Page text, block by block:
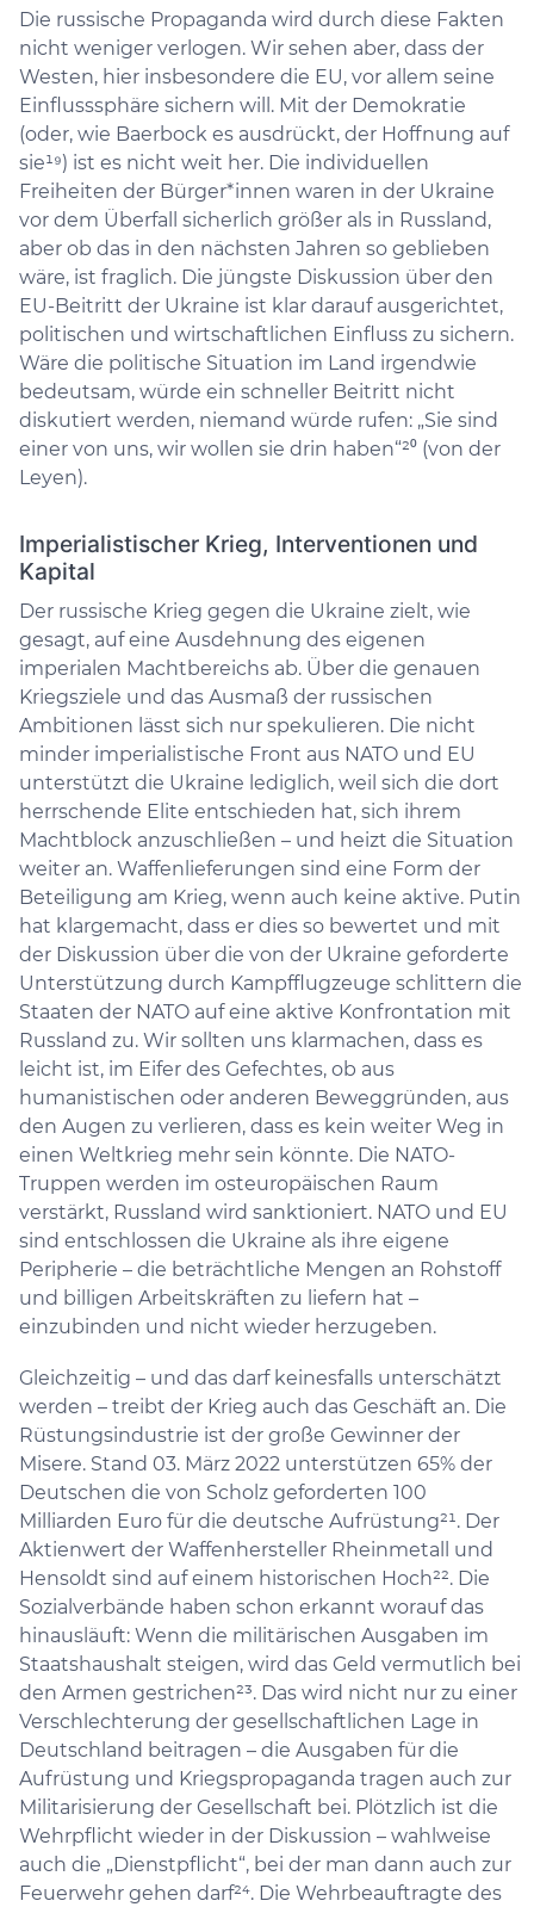
Die russische Propaganda wird durch diese Fakten
nicht weniger verlogen. Wir sehen aber, dass der
Westen, hier insbesondere die EU, vor allem seine
Einflusssphäre sichern will. Mit der Demokratie
(oder, wie Baerbock es ausdrückt, der Hoffnung auf
sie¹⁹) ist es nicht weit her. Die individuellen
Freiheiten der Bürger*innen waren in der Ukraine
vor dem Überfall sicherlich größer als in Russland,
aber ob das in den nächsten Jahren so geblieben
wäre, ist fraglich. Die jüngste Diskussion über den
EU-Beitritt der Ukraine ist klar darauf ausgerichtet,
politischen und wirtschaftlichen Einfluss zu sichern.
Wäre die politische Situation im Land irgendwie
bedeutsam, würde ein schneller Beitritt nicht
diskutiert werden, niemand würde rufen: „Sie sind
einer von uns, wir wollen sie drin haben“²⁰ (von der
Leyen).
Imperialistischer Krieg, Interventionen und
Kapital
Der russische Krieg gegen die Ukraine zielt, wie
gesagt, auf eine Ausdehnung des eigenen
imperialen Machtbereichs ab. Über die genauen
Kriegsziele und das Ausmaß der russischen
Ambitionen lässt sich nur spekulieren. Die nicht
minder imperialistische Front aus NATO und EU
unterstützt die Ukraine lediglich, weil sich die dort
herrschende Elite entschieden hat, sich ihrem
Machtblock anzuschließen – und heizt die Situation
weiter an. Waffenlieferungen sind eine Form der
Beteiligung am Krieg, wenn auch keine aktive. Putin
hat klargemacht, dass er dies so bewertet und mit
der Diskussion über die von der Ukraine geforderte
Unterstützung durch Kampfflugzeuge schlittern die
Staaten der NATO auf eine aktive Konfrontation mit
Russland zu. Wir sollten uns klarmachen, dass es
leicht ist, im Eifer des Gefechtes, ob aus
humanistischen oder anderen Beweggründen, aus
den Augen zu verlieren, dass es kein weiter Weg in
einen Weltkrieg mehr sein könnte. Die NATO-
Truppen werden im osteuropäischen Raum
verstärkt, Russland wird sanktioniert. NATO und EU
sind entschlossen die Ukraine als ihre eigene
Peripherie – die beträchtliche Mengen an Rohstoff
und billigen Arbeitskräften zu liefern hat –
einzubinden und nicht wieder herzugeben.
Gleichzeitig – und das darf keinesfalls unterschätzt
werden – treibt der Krieg auch das Geschäft an. Die
Rüstungsindustrie ist der große Gewinner der
Misere. Stand 03. März 2022 unterstützen 65% der
Deutschen die von Scholz geforderten 100
Milliarden Euro für die deutsche Aufrüstung²¹. Der
Aktienwert der Waffenhersteller Rheinmetall und
Hensoldt sind auf einem historischen Hoch²². Die
Sozialverbände haben schon erkannt worauf das
hinausläuft: Wenn die militärischen Ausgaben im
Staatshaushalt steigen, wird das Geld vermutlich bei
den Armen gestrichen²³. Das wird nicht nur zu einer
Verschlechterung der gesellschaftlichen Lage in
Deutschland beitragen – die Ausgaben für die
Aufrüstung und Kriegspropaganda tragen auch zur
Militarisierung der Gesellschaft bei. Plötzlich ist die
Wehrpflicht wieder in der Diskussion – wahlweise
auch die „Dienstpflicht“, bei der man dann auch zur
Feuerwehr gehen darf²⁴. Die Wehrbeauftragte des